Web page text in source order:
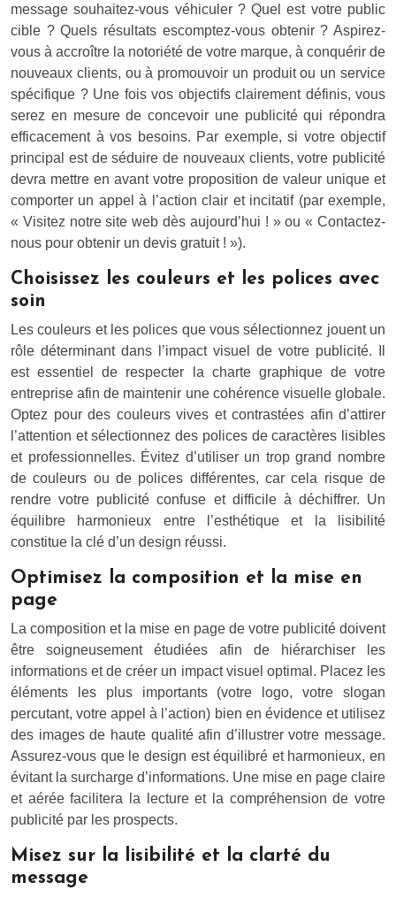
message souhaitez-vous véhiculer ? Quel est votre public
cible ? Quels résultats escomptez-vous obtenir ? Aspirez-
vous à accroître la notoriété de votre marque, à conquérir de
nouveaux clients, ou à promouvoir un produit ou un service
spécifique ? Une fois vos objectifs clairement définis, vous
serez en mesure de concevoir une publicité qui répondra
efficacement à vos besoins. Par exemple, si votre objectif
principal est de séduire de nouveaux clients, votre publicité
devra mettre en avant votre proposition de valeur unique et
comporter un appel à l’action clair et incitatif (par exemple,
« Visitez notre site web dès aujourd’hui ! » ou « Contactez-
nous pour obtenir un devis gratuit ! »).
Choisissez les couleurs et les polices avec
soin
Les couleurs et les polices que vous sélectionnez jouent un
rôle déterminant dans l’impact visuel de votre publicité. Il
est essentiel de respecter la charte graphique de votre
entreprise afin de maintenir une cohérence visuelle globale.
Optez pour des couleurs vives et contrastées afin d’attirer
l’attention et sélectionnez des polices de caractères lisibles
et professionnelles. Évitez d’utiliser un trop grand nombre
de couleurs ou de polices différentes, car cela risque de
rendre votre publicité confuse et difficile à déchiffrer. Un
équilibre harmonieux entre l’esthétique et la lisibilité
constitue la clé d’un design réussi.
Optimisez la composition et la mise en
page
La composition et la mise en page de votre publicité doivent
être soigneusement étudiées afin de hiérarchiser les
informations et de créer un impact visuel optimal. Placez les
éléments les plus importants (votre logo, votre slogan
percutant, votre appel à l’action) bien en évidence et utilisez
des images de haute qualité afin d’illustrer votre message.
Assurez-vous que le design est équilibré et harmonieux, en
évitant la surcharge d’informations. Une mise en page claire
et aérée facilitera la lecture et la compréhension de votre
publicité par les prospects.
Misez sur la lisibilité et la clarté du
message